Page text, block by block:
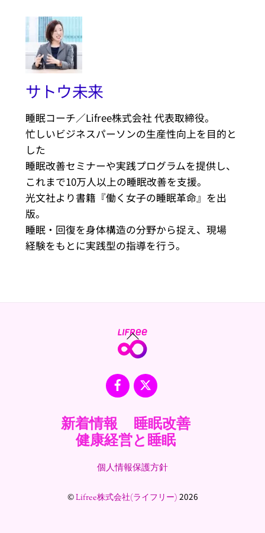
サトウ未来
睡眠コーチ／Lifree株式会社 代表取締役。
忙しいビジネスパーソンの生産性向上を目的と
した
睡眠改善セミナーや実践プログラムを提供し、
これまで10万人以上の睡眠改善を支援。
光文社より書籍『働く女子の睡眠革命』を出
版。
睡眠・回復を身体構造の分野から捉え、現場
経験をもとに実践型の指導を行う。
Back
To
Facebook
X
新着情報
睡眠改善
健康経営と睡眠
個人情報保護方針
©Lifree株式会社(ライフリー) 2026